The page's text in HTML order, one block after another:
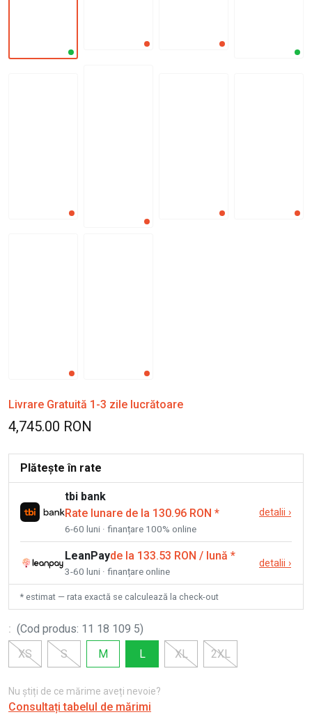
Livrare Gratuită 1-3 zile lucrătoare
4,745.00 RON
Plătește în rate
tbi bank
Rate lunare de la 130.96 RON *
6-60 luni · finanțare 100% online
detalii ›
LeanPayde la 133.53 RON / lună *
3-60 luni · finanțare online
detalii ›
* estimat — rata exactă se calculează la check-out
: (Cod produs: 11 18 109 5)
XS
S M L XL 2XL
Nu știți de ce mărime aveți nevoie?
Consultați tabelul de mărimi